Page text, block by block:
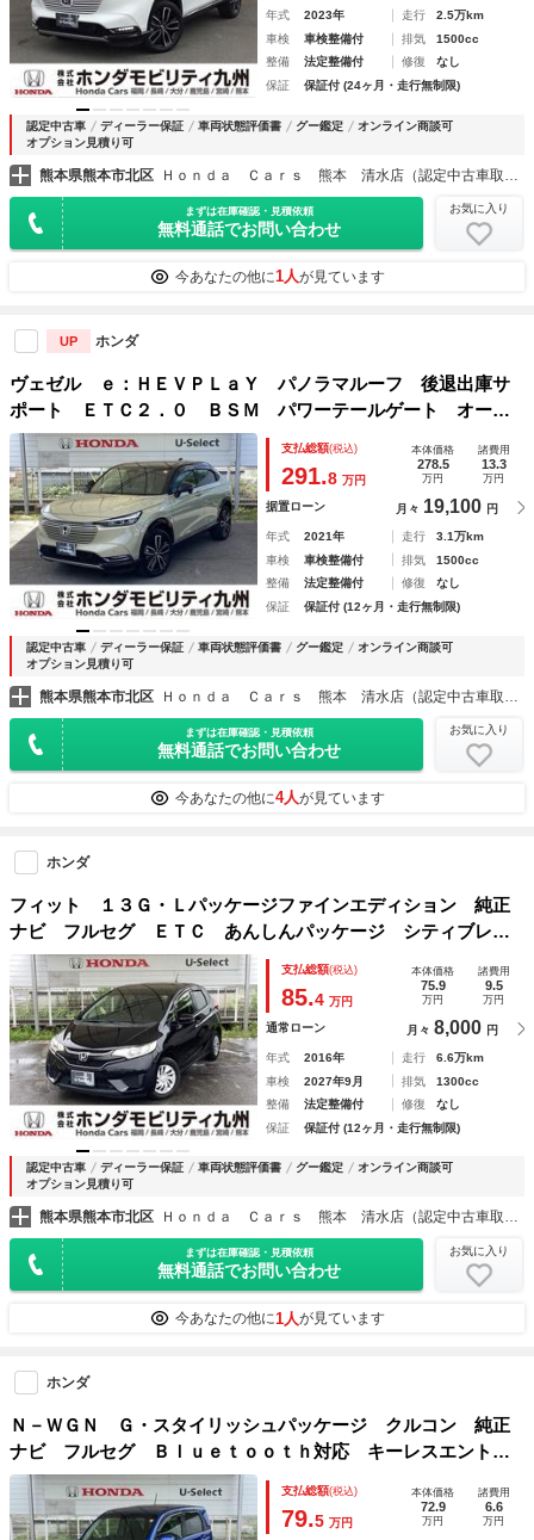
年式 2023年 走行
2.5万km
車検
車検整備付 排気
1500cc
整備
法定整備付 修復
なし
保証
保証付 (24ヶ月・走行無制限)
認定中古車 ディーラー保証 車両状態評価書 グー鑑定
オンライン商談可
オプション見積り可
熊本県熊本市北区
まずは在庫確認・見積依頼
無料通話でお問い合わせ
お気に入り
今あなたの他に1人が見ています
UP ホンダ
ヴェゼル ｅ：ＨＥＶＰＬａＹ パノラマルーフ 後退出庫サ
ポート ＥＴＣ２．０ ＢＳＭ パワーテールゲート オート
エアコン スマキ－ パワーウインドウ 整備記録簿 Ｄレ
コ Ｂｌｕｅｔｏｏｔｈ接続 サンル－フ リヤカメラ 車線
逸脱警報
支払総額(税込)
291.8 万円
本体価格
278.5
万円
諸費用
13.3
万円
据置ローン 月々 19,100 円
年式 2021年 走行
3.1万km
車検
車検整備付 排気
1500cc
整備
法定整備付 修復
なし
保証
保証付 (12ヶ月・走行無制限)
認定中古車 ディーラー保証 車両状態評価書 グー鑑定
オンライン商談可
オプション見積り可
熊本県熊本市北区
まずは在庫確認・見積依頼
無料通話でお問い合わせ
お気に入り
今あなたの他に4人が見ています
ホンダ
フィット １３Ｇ・Ｌパッケージファインエディション 純正
ナビ フルセグ ＥＴＣ あんしんパッケージ シティブレー
キアクティブシステム 電動格納ドアミラー 地デジ ＬＥＤ
ヘッド エアコン キーフリー オートライト 横滑り防止装
置 オートクルーズ ＤＶＤ
支払総額(税込)
85.4 万円
本体価格
75.9
万円
諸費用
9.5
万円
通常ローン 月々 8,000 円
年式 2016年 走行
6.6万km
車検
2027年9月 排気
1300cc
整備
法定整備付 修復
なし
保証
保証付 (12ヶ月・走行無制限)
認定中古車 ディーラー保証 車両状態評価書 グー鑑定
オンライン商談可
オプション見積り可
熊本県熊本市北区 Ｈｏｎｄａ Ｃａｒｓ 熊本 清水店（認定中古車取扱店）
まずは在庫確認・見積依頼
無料通話でお問い合わせ
お気に入り
今あなたの他に1人が見ています
ホンダ
Ｎ－ＷＧＮ Ｇ・スタイリッシュパッケージ クルコン 純正
ナビ フルセグ Ｂｌｕｅｔｏｏｔｈ対応 キーレスエントリ
ー パワーウインドウ クルーズコントロール Ｗエアバッ
ク ＥＳＣ ナビＴＶ スマートキー エアバッグ 盗難防止
装置 ＡＡＣ ＡＢＳ
支払総額(税込)
79.5 万円
本体価格
72.9
万円
諸費用
6.6
万円